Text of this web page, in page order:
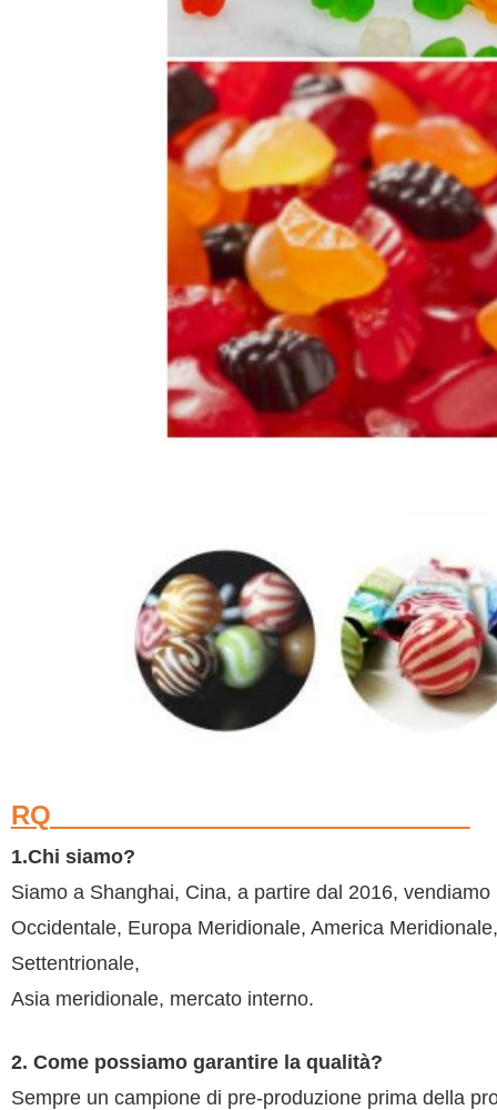
RQ
1.Chi siamo?
Siamo a Shanghai, Cina, a partire dal 2016,
Occidentale, Europa Meridionale, America
Settentrionale,
Asia meridionale, mercato interno.
2. Come possiamo garantire la qualità?
Sempre un campione di pre-produzione prima della